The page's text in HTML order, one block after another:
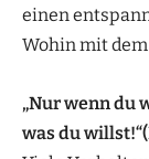
einen
Wohin mit
„Nur wenn du
was du